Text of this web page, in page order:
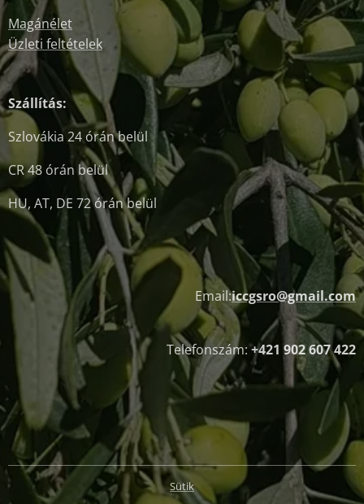
Magánélet
Üzleti feltételek
Szállítás:
Szlovákia 24 órán belül
CR 48 órán belül
HU, AT, DE 72 órán belül
Email:iccgsro@gmail.com
Telefonszám:+421 902 607 422
Sütik